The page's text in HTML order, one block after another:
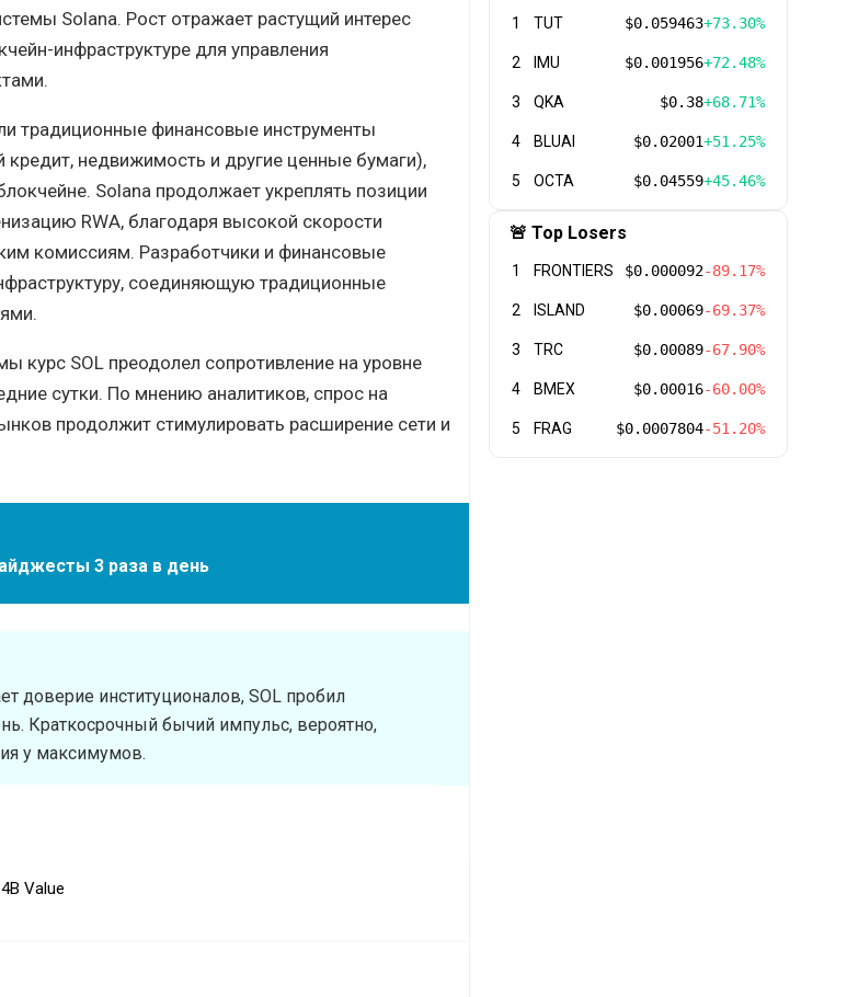
Solana. Рост отражает растущий интерес
инфраструктуре для управления
традиционные финансовые инструменты
кредит, недвижимость и другие ценные бумаги),
Solana продолжает укреплять позиции
RWA, благодаря высокой скорости
комиссиям. Разработчики и финансовые
соединяющую традиционные
курс SOL преодолел сопротивление на уровне
сутки. По мнению аналитиков, спрос на
продолжит стимулировать расширение сети и
3 раза в день
доверие институционалов, SOL пробил
Краткосрочный бычий импульс, вероятно,
у максимумов.
Value
1 TUT $0.059463+73.30%
2 IMU $0.001956+72.48%
3 QKA $0.38+68.71%
4 BLUAI $0.02001+51.25%
5 OCTA $0.04559+45.46%
🚨 Top Losers
1 FRONTIERS $0.000092-89.17%
2 ISLAND $0.00069-69.37%
3 TRC $0.00089-67.90%
4 BMEX $0.00016-60.00%
5 FRAG $0.0007804-51.20%